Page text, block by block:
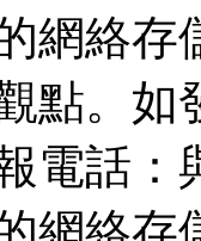
網絡存
點。如
電話
網絡存